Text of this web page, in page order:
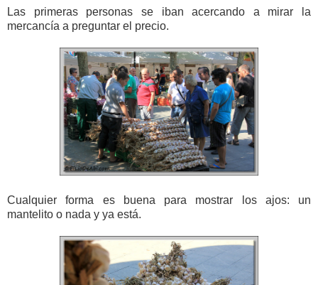
Las primeras personas se iban acercando a mirar la
mercancía a preguntar el precio.
Cualquier forma es buena para mostrar los ajos: un
mantelito o nada y ya está.